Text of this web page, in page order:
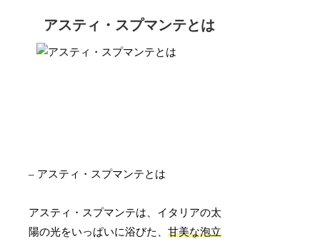
アスティ・スプマンテとは
– アスティ・スプマンテとは
アスティ・スプマンテは、イタリアの太
陽の光をいっぱいに浴びた、甘美な泡立